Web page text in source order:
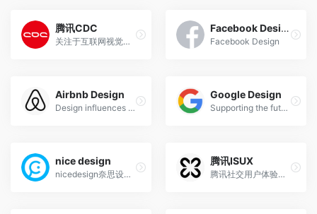
腾讯CDC
关注于互联网视觉设计、交互设计、用户研究、前端开发。
Facebook Design
Facebook Design
Airbnb Design
Design influences everything we do at Airbnb. Behind the scenes it shapes our work, how we build new tools and the ways that we share and interact with our global community.
Google Design
Supporting the future of design and technology
nice design
nicedesign奈思设计是领先的用户体验设计与互联网品牌建设公司
腾讯ISUX
腾讯社交用户体验设计部